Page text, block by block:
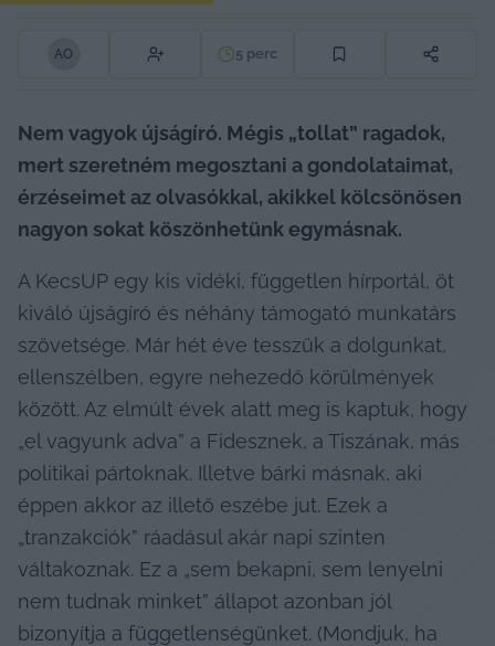
AO 5 perc
Nem vagyok újságíró. Mégis „tollat” ragadok,
mert szeretném megosztani a gondolataimat,
érzéseimet az olvasókkal, akikkel kölcsönösen
nagyon sokat köszönhetünk egymásnak.
A KecsUP egy kis vidéki, független hírportál, öt
kiváló újságíró és néhány támogató munkatárs
szövetsége. Már hét éve tesszük a dolgunkat,
ellenszélben, egyre nehezedő körülmények
között. Az elmúlt évek alatt meg is kaptuk, hogy
„el vagyunk adva” a Fidesznek, a Tiszának, más
politikai pártoknak. Illetve bárki másnak, aki
éppen akkor az illető eszébe jut. Ezek a
„tranzakciók” ráadásul akár napi szinten
váltakoznak. Ez a „sem bekapni, sem lenyelni
nem tudnak minket” állapot azonban jól
bizonyítja a függetlenségünket. (Mondjuk, ha